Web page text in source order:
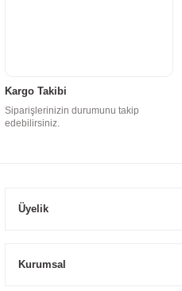
Kargo Takibi
Siparişlerinizin durumunu takip
edebilirsiniz.
Üyelik
Kurumsal